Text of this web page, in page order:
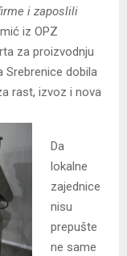
i zaposlili
iz OPZ
za proizvodnju
Srebrenice dobila
rast, izvoz i nova
Da
lokalne
zajednice
nisu
prepušte
ne same